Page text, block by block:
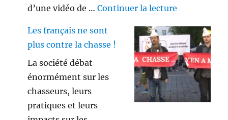
d’une vidéo de …Continuer la lecture
Les français ne sont
plus contre la chasse !
La société débat
énormément sur les
chasseurs, leurs
pratiques et leurs